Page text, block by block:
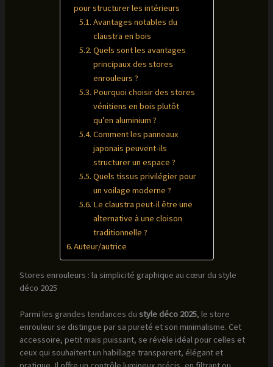
pour structurer les intérieurs
Avantages notables du
claustra en bois
Quels sont les avantages
principaux des stores
enrouleurs ?
Pourquoi choisir des stores
vénitiens en bois plutôt
qu’en aluminium ?
Comment les panneaux
japonais peuvent-ils
structurer un espace ?
Quels tissus privilégier pour
un voilage moderne ?
Le claustra peut-il être une
alternative à une cloison
traditionnelle ?
Auteur/autrice
Stores enrouleurs : la simplicité graphique au cœur du style
déco 2025
Parmi les grandes tendances du style déco 2025, le store
enrouleur se distingue par sa pureté et son minimalisme. Cet
accessoire, petit mais puissant, se révèle idéal pour celles et
ceux qui souhaitent un habillage transparent, élégant et